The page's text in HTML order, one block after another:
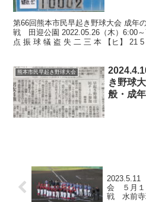
第66回熊本市民早起き野球大会 成年
戦 田迎公園 2022.05.26（木）6:00
点 振 球 犠 盗 失 二 三 本 【ヒ】 21 5
熊本市民早起き野球大会
き野球
般・成
2023.5.11
会 ５月１
戦 水前寺